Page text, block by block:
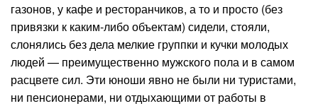
газонов, у кафе и ресторанчиков, а то и просто (без
привязки к каким-либо объектам) сидели, стояли,
слонялись без дела мелкие группки и кучки молодых
людей — преимущественно мужского пола и в самом
расцвете сил. Эти юноши явно не были ни туристами,
ни пенсионерами, ни отдыхающими от работы в